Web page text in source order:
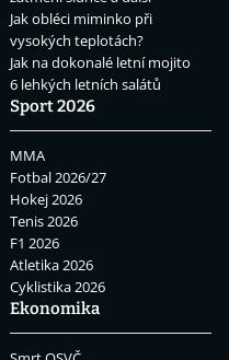
Jak obléci miminko při
vysokých teplotách?
Jak na dokonalé letní mojito
6 lehkých letních salátů
Sport 2026
MMA
Fotbal 2026/27
Hokej 2026
Tenis 2026
F1 2026
Atletika 2026
Cyklistika 2026
Ekonomika